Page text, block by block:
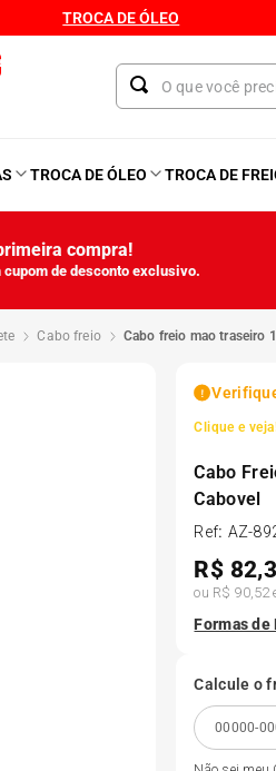
TROCA DE ÓLEO
TROCA DE ÓLEO TROCA DE
compra!
de desconto exclusivo.
cabo freio cabo freio mao traseiro
Clique e
Cabo
Cabovel
Ref: AZ-
R$
ou R$ 90,52
Formas de
Calcule o
1º Kit 4 Pneu
2º Bproauto
3 º Kit Pneu
175 70r14
185 65r15
185 60r15
205 55r16